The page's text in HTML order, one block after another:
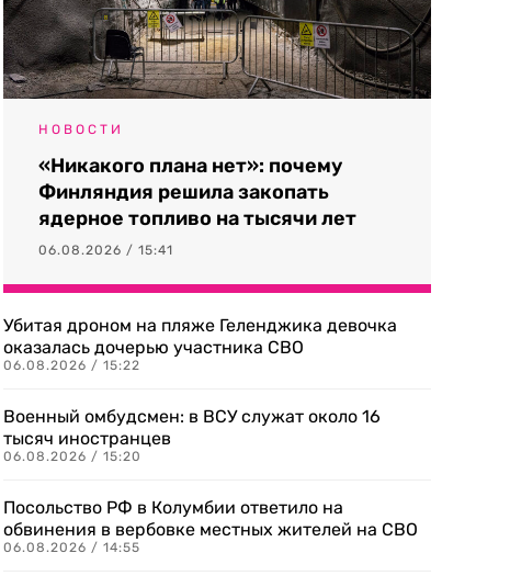
НОВОСТИ
«Никакого плана нет»: почему
Финляндия решила закопать
ядерное топливо на тысячи лет
06.08.2026 / 15:41
Убитая дроном на пляже Геленджика девочка
оказалась дочерью участника СВО
06.08.2026 / 15:22
Военный омбудсмен: в ВСУ служат около 16
тысяч иностранцев
06.08.2026 / 15:20
Посольство РФ в Колумбии ответило на
обвинения в вербовке местных жителей на СВО
06.08.2026 / 14:55